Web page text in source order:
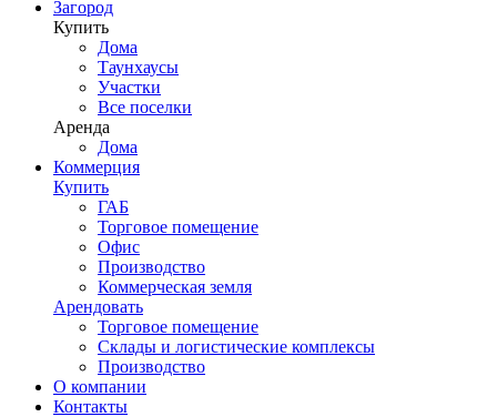
Загород
Купить
Дома
Таунхаусы
Участки
Все поселки
Аренда
Дома
Коммерция
Купить
ГАБ
Торговое помещение
Офис
Производство
Коммерческая земля
Арендовать
Торговое помещение
Склады и логистические комплексы
Производство
О компании
Контакты